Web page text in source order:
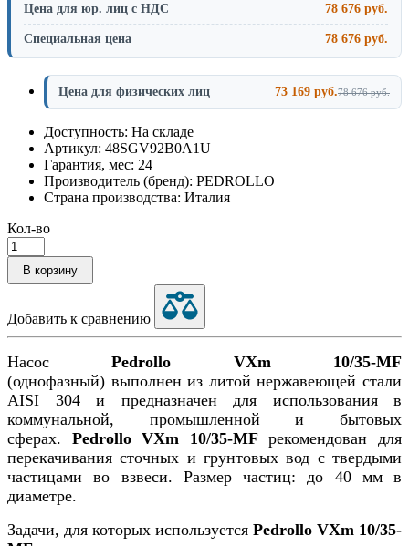
Цена для юр. лиц с НДС 78 676 руб.
Специальная цена 78 676 руб.
Цена для физических лиц 73 169 руб.78 676 руб.
Доступность: На складе
Артикул: 48SGV92B0A1U
Гарантия, мес: 24
Производитель (бренд): PEDROLLO
Страна производства: Италия
Кол-во
В корзину
Добавить к сравнению
НасосPedrollo VXm 10/35-MF
(однофазный) выполнен из литой нержавеющей стали
AISI 304 и предназначен для использования в
коммунальной, промышленной и бытовых
сферах. PedrolloVXm 10/35-MFрекомендован для
перекачивания сточных и грунтовых вод с твердыми
частицами во взвеси. Размер частиц: до 40 мм в
диаметре.
Задачи, для которых используется Pedrollo VXm 10/35-